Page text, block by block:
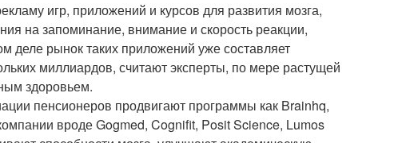
игр, приложений и курсов для развития мозга,
на запоминание, внимание и скорость реакции,
рынок таких приложений уже составляет
миллиардов, считают эксперты, по мере растущей
здоровьем.
пенсионеров продвигают программы как Brainhq,
вроде Gogmed, Cognifit, Posit Science, Lumos